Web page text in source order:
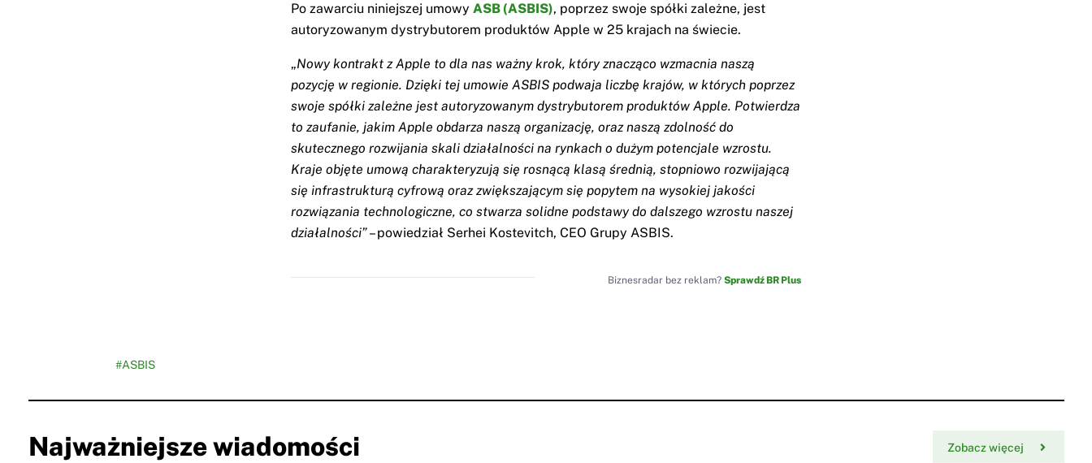
Po zawarciu niniejszej umowy ASB (ASBIS), poprzez swoje spółki zależne, jest
autoryzowanym dystrybutorem produktów Apple w 25 krajach na świecie.
„Nowy kontrakt z Apple to dla nas ważny krok, który znacząco wzmacnia naszą
pozycję w regionie. Dzięki tej umowie ASBIS podwaja liczbę krajów, w których poprzez
swoje spółki zależne jest autoryzowanym dystrybutorem produktów Apple. Potwierdza
to zaufanie, jakim Apple obdarza naszą organizację, oraz naszą zdolność do
skutecznego rozwijania skali działalności na rynkach o dużym potencjale wzrostu.
Kraje objęte umową charakteryzują się rosnącą klasą średnią, stopniowo rozwijającą
się infrastrukturą cyfrową oraz zwiększającym się popytem na wysokiej jakości
rozwiązania technologiczne, co stwarza solidne podstawy do dalszego wzrostu naszej
działalności”– powiedział Serhei Kostevitch, CEO Grupy ASBIS.
Biznesradar bez reklam? Sprawdź BR Plus
#ASBIS
Najważniejsze wiadomości Zobacz więcej